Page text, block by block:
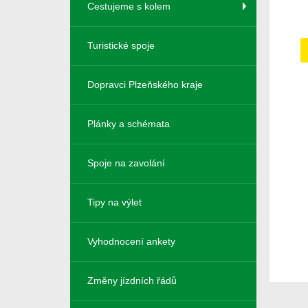
Cestujeme s kolem
Turistické spoje
Dopravci Plzeňského kraje
Plánky a schémata
Spoje na zavolání
Tipy na výlet
Vyhodnocení ankety
Změny jízdních řádů